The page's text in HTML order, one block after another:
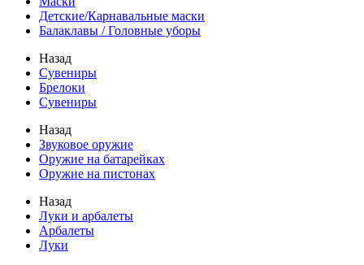
Детские/Карнавальные маски
Балаклавы / Головные уборы
Назад
Сувениры
Брелоки
Сувениры
Назад
Звуковое оружие
Оружие на батарейках
Оружие на пистонах
Назад
Луки и арбалеты
Арбалеты
Луки